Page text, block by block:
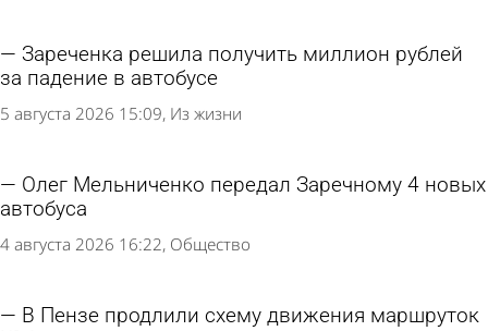
Зареченка решила получить миллион рублей
за падение в автобусе
5 августа 2026 15:09 Из жизни
Олег Мельниченко передал Заречному 4 новых
автобуса
4 августа 2026 16:22 Общество
В Пензе продлили схему движения маршруток